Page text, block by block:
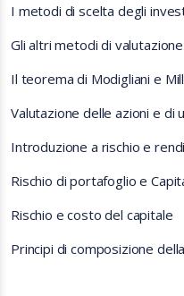
I metodi di scelta degli
Gli altri metodi di
Il teorema di Modigliani e
Valutazione delle azioni e di
Introduzione a rischio e
Rischio di portafoglio e
Rischio e costo del capitale
Principi di composizione